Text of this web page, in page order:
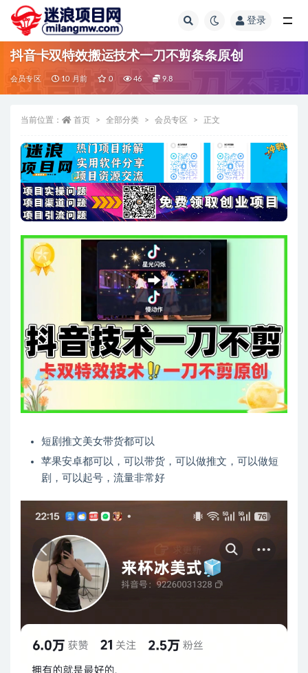
登录
抖音卡双特效搬运技术一刀不剪条条原创
会员专区 10 月前 0 46 9.8
当前位置： 首页 全部分类 会员专区 正文
短剧推文美女带货都可以
苹果安卓都可以，可以带货，可以做推文，可以做短
剧，可以起号，流量非常好
全部